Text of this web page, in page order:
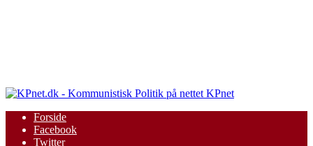
KPnet
Forside
Facebook
Twitter